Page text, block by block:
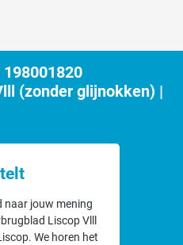
(zonder glijnokken) |
naar jouw mening
Liscop Vlll
We horen het